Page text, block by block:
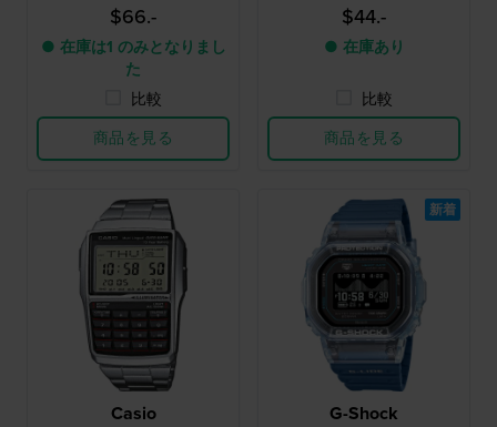
$66.-
● 在庫は1 のみとなりまし
た
比較
商品を見る
$44.-
● 在庫あり
比較
商品を見る
Casio G-Shock
新着